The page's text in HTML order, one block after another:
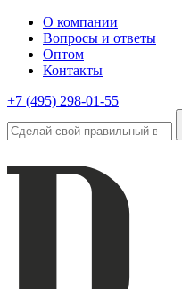
О компании
Вопросы и ответы
Оптом
Контакты
+7 (495) 298-01-55